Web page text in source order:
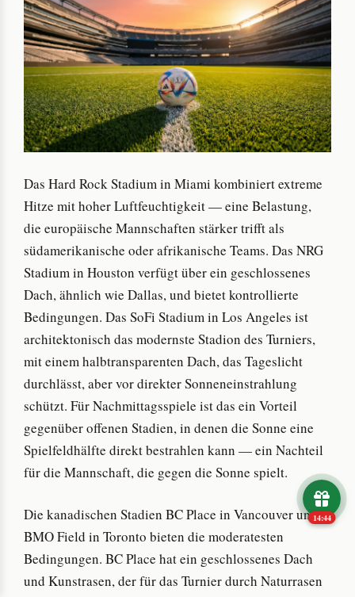
Das Hard Rock Stadium in Miami kombiniert extreme
Hitze mit hoher Luftfeuchtigkeit — eine Belastung,
die europäische Mannschaften stärker trifft als
südamerikanische oder afrikanische Teams. Das NRG
Stadium in Houston verfügt über ein geschlossenes
Dach, ähnlich wie Dallas, und bietet kontrollierte
Bedingungen. Das SoFi Stadium in Los Angeles ist
architektonisch das modernste Stadion des Turniers,
mit einem halbtransparenten Dach, das Tageslicht
durchlässt, aber vor direkter Sonneneinstrahlung
schützt. Für Nachmittagsspiele ist das ein Vorteil
gegenüber offenen Stadien, in denen die Sonne eine
Spielfeldhälfte direkt bestrahlen kann — ein Nachteil
für die Mannschaft, die gegen die Sonne spielt.
Die kanadischen Stadien BC Place in Vancouver und
BMO Field in Toronto bieten die moderatesten
Bedingungen. BC Place hat ein geschlossenes Dach
und Kunstrasen, der für das Turnier durch Naturrasen
14:43